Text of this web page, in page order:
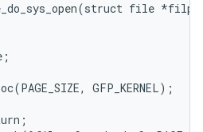
file *filp,
GFP_KERNEL);